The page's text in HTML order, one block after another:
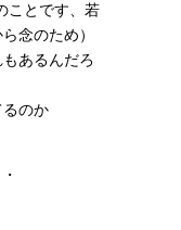
ことです、若
念のため）
あるんだろ
のか